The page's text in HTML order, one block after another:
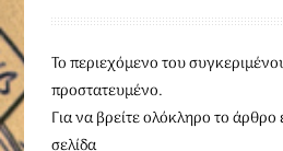
To περιεχόμενο του
προστατευμένο.
Για να βρείτε ολόκληρο το άρθρο